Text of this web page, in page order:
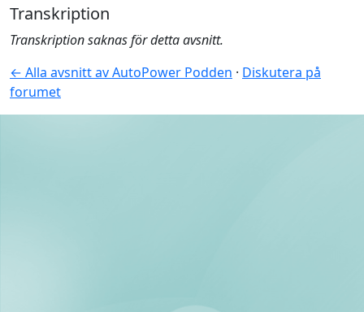
Transkription
Transkription saknas för detta avsnitt.
← Alla avsnitt av AutoPower Podden · Diskutera på
forumet